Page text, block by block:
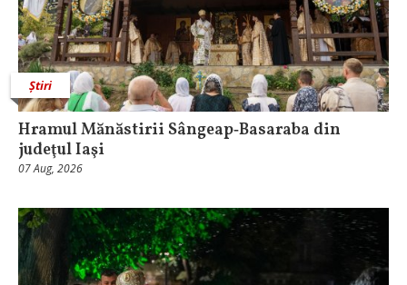
Știri
Hramul Mănăstirii Sângeap‑Basaraba din
judeţul Iaşi
07 Aug, 2026